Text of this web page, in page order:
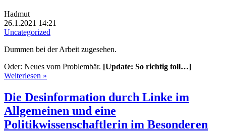
Hadmut
26.1.2021 14:21
Uncategorized
Dummen bei der Arbeit zugesehen.
Oder: Neues vom Problembär. [Update: So richtig toll…]
Weiterlesen »
Die Desinformation durch Linke im
Allgemeinen und eine
Politikwissenschaftlerin im Besonderen